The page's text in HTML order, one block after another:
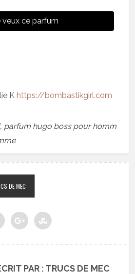
veux ce parfum
K https://bombastikgirl.com
, parfum hugo boss pour homm
DE MEC
PAR : TRUCS DE MEC